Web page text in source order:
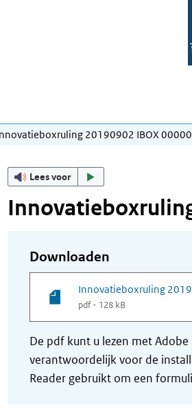
20190902 IBOX
Lees voor
Downloaden
Innovatieboxruling
pdf - 128 kB
De pdf kunt u lezen met
verantwoordelijk voor de
Reader gebruikt om een